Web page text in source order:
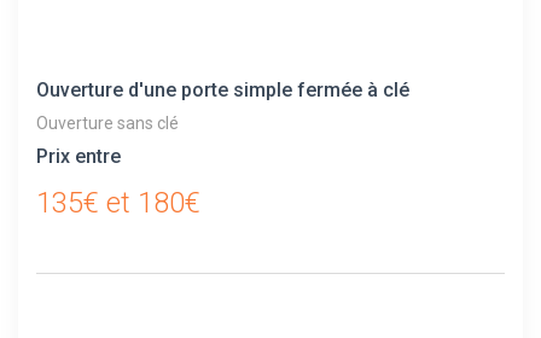
Ouverture d'une porte simple fermée à clé
Ouverture sans clé
Prix entre
135€ et 180€